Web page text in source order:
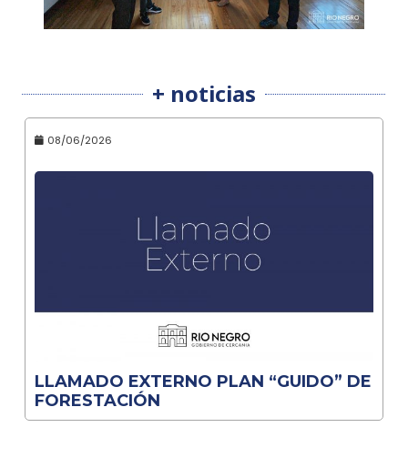
+ noticias
08/06/2026
LLAMADO EXTERNO PLAN “GUIDO” DE
FORESTACIÓN